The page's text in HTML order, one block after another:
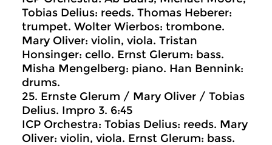
Tobias Delius: reeds. Thomas Heberer:
trumpet. Wolter Wierbos: trombone.
Mary Oliver: violin, viola. Tristan
Honsinger: cello. Ernst Glerum: bass.
Misha Mengelberg: piano. Han Bennink:
drums.
25. Ernste Glerum / Mary Oliver / Tobias
Delius. Impro 3. 6:45
ICP Orchestra: Tobias Delius: reeds. Mary
Oliver: violin, viola. Ernst Glerum: bass.